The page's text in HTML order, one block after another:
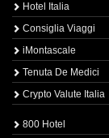
Hotel Italia
Consiglia Viaggi
iMontascale
Tenuta De Medici
Crypto Valute Italia
800 Hotel